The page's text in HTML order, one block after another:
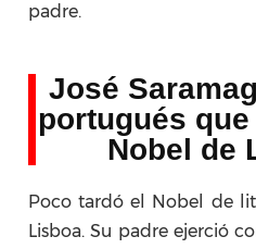
padre.
José
portugués
Nobel de
Poco tardó el Nobel de
Lisboa. Su padre ejerció